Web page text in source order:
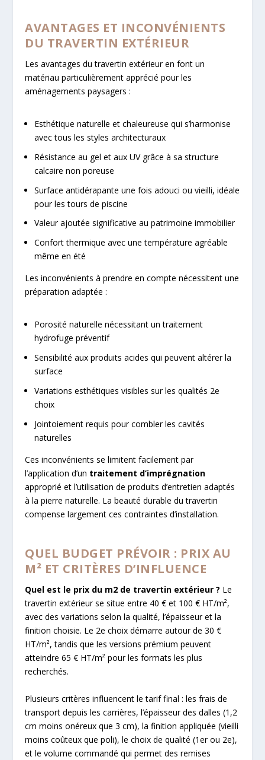
AVANTAGES ET INCONVÉNIENTS
DU TRAVERTIN EXTÉRIEUR
Les avantages du travertin extérieur en font un
matériau particulièrement apprécié pour les
aménagements paysagers :
Esthétique naturelle et chaleureuse qui s’harmonise
avec tous les styles architecturaux
Résistance au gel et aux UV grâce à sa structure
calcaire non poreuse
Surface antidérapante une fois adouci ou vieilli, idéale
pour les tours de piscine
Valeur ajoutée significative au patrimoine immobilier
Confort thermique avec une température agréable
même en été
Les inconvénients à prendre en compte nécessitent une
préparation adaptée :
Porosité naturelle nécessitant un traitement
hydrofuge préventif
Sensibilité aux produits acides qui peuvent altérer la
surface
Variations esthétiques visibles sur les qualités 2e
choix
Jointoiement requis pour combler les cavités
naturelles
Ces inconvénients se limitent facilement par
l’application d’un traitement d’imprégnation
approprié et l’utilisation de produits d’entretien adaptés
à la pierre naturelle. La beauté durable du travertin
compense largement ces contraintes d’installation.
QUEL BUDGET PRÉVOIR : PRIX AU
M² ET CRITÈRES D’INFLUENCE
Quel est le prix du m2 de travertin extérieur ? Le
travertin extérieur se situe entre 40 € et 100 € HT/m²,
avec des variations selon la qualité, l’épaisseur et la
finition choisie. Le 2e choix démarre autour de 30 €
HT/m², tandis que les versions prémium peuvent
atteindre 65 € HT/m² pour les formats les plus
recherchés.
Plusieurs critères influencent le tarif final : les frais de
transport depuis les carrières, l’épaisseur des dalles (1,2
cm moins onéreux que 3 cm), la finition appliquée (vieilli
moins coûteux que poli), le choix de qualité (1er ou 2e),
et le volume commandé qui permet des remises